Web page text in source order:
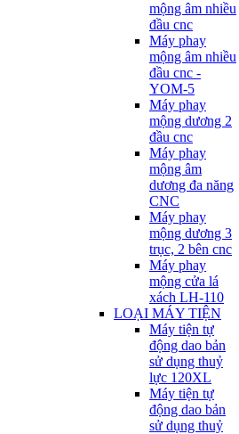
mộng âm nhiều
đầu cnc
Máy phay
mộng âm nhiều
đầu cnc -
YOM-5
Máy phay
mộng dương 2
đầu cnc
Máy phay
mộng âm
dương đa năng
CNC
Máy phay
mộng dương 3
trục, 2 bên cnc
Máy phay
mộng cửa lá
xách LH-110
LOẠI MÁY TIỆN
Máy tiện tự
động dao bản
sử dụng thuỷ
lực 120XL
Máy tiện tự
động dao bản
sử dụng thuỷ